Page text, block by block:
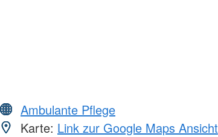
Ambulante Pflege
Karte: Link zur Google Maps Ansicht